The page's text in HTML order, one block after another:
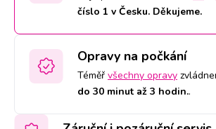
číslo 1 v Česku. Děkujeme.
Opravy na počkání
Téměř všechny opravy
do 30 minut až 3 hodin..